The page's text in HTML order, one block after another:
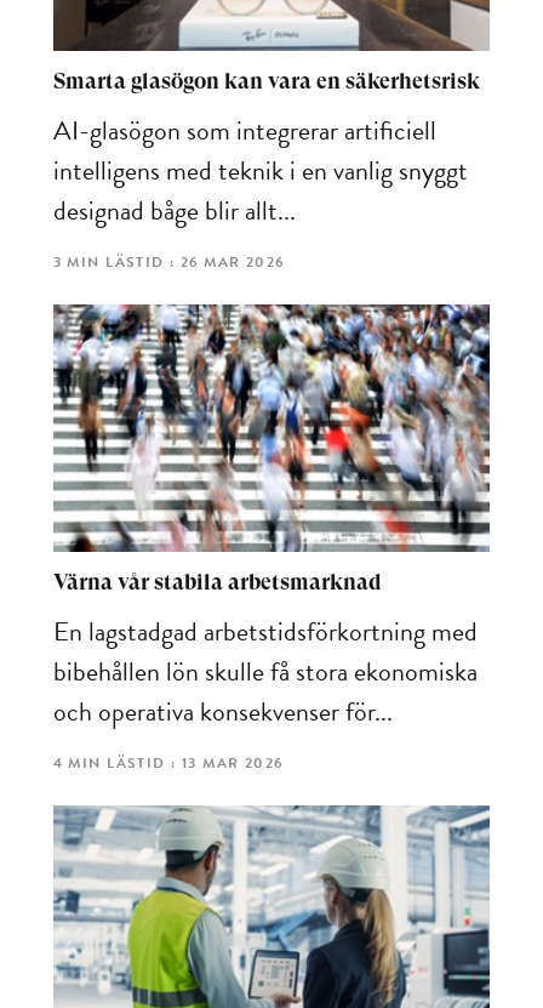
Smarta glasögon kan vara en säkerhetsrisk
AI-glasögon som integrerar artificiell
intelligens med teknik i en vanlig snyggt
designad båge blir allt...
3 MIN LÄSTID : 26 MAR 2026
Värna vår stabila arbetsmarknad
En lagstadgad arbetstidsförkortning med
bibehållen lön skulle få stora ekonomiska
och operativa konsekvenser för...
4 MIN LÄSTID : 13 MAR 2026